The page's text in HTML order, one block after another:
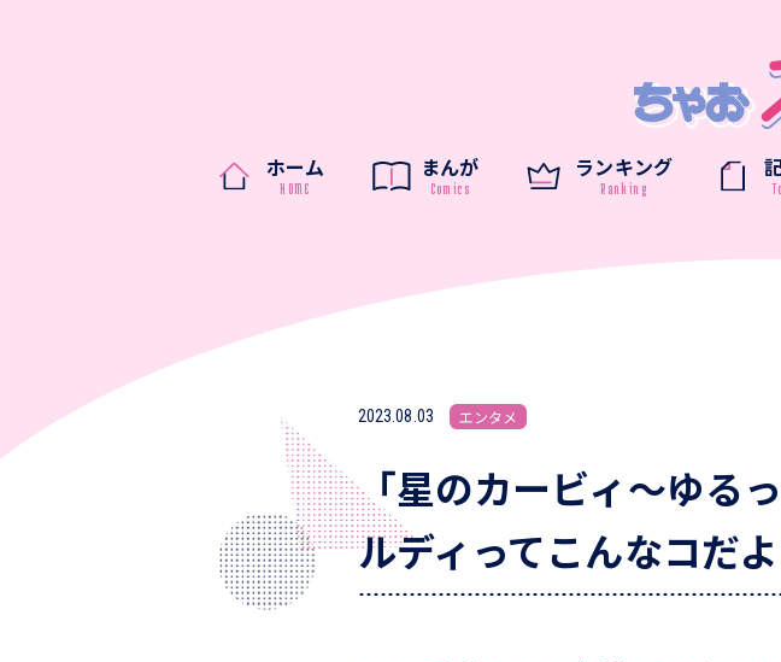
ホーム まんが ランキング
2023.08.03 エンタメ
「星のカービィ～ゆる
ルディってこんなコだ